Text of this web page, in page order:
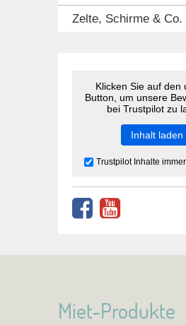
Zelte, Schirme & Co.
Klicken Sie auf den
Button, um unsere
bei Trustpilot zu
Inhalt laden
Trustpilot Inhalte
Miet-Produkte